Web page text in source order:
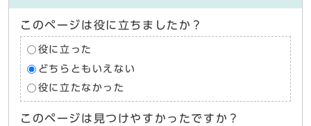
このページは役に立ちましたか？
役に立った
どちらともいえない
役に立たなかった
このページは見つけやすかったですか？